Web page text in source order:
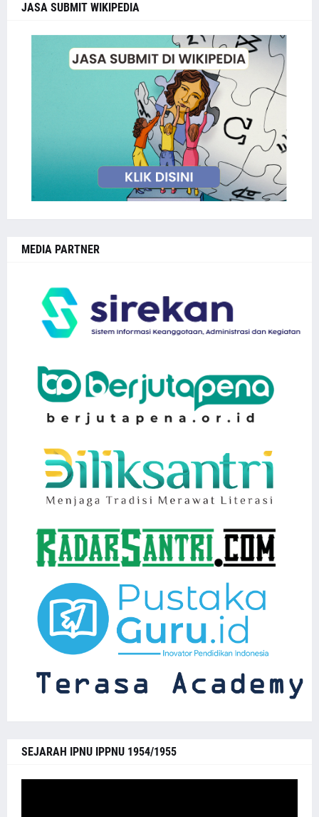
JASA SUBMIT WIKIPEDIA
MEDIA PARTNER
SEJARAH IPNU IPPNU 1954/1955